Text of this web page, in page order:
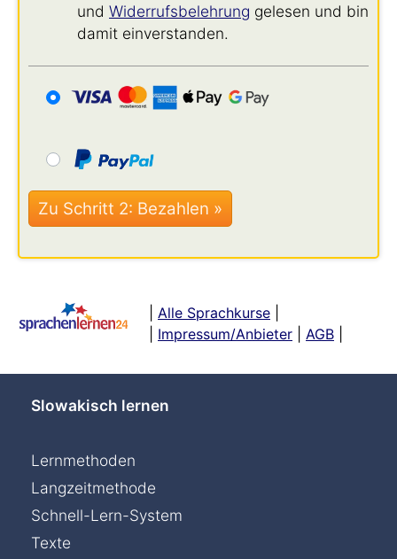
und Widerrufs­belehrung gelesen und bin
damit einverstanden.
Alle Sprachkurse
Impressum/Anbieter AGB
Slowakisch lernen
Lernmethoden
Langzeitmethode
Schnell-Lern-System
Texte